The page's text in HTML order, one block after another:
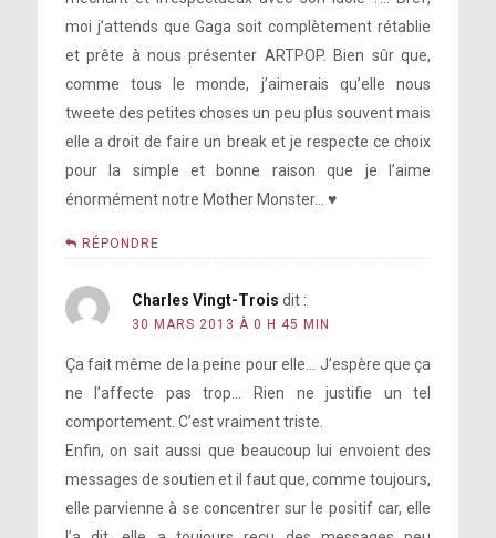
moi j’attends que Gaga soit complètement rétablie
et prête à nous présenter ARTPOP. Bien sûr que,
comme tous le monde, j’aimerais qu’elle nous
tweete des petites choses un peu plus souvent mais
elle a droit de faire un break et je respecte ce choix
pour la simple et bonne raison que je l’aime
énormément notre Mother Monster… ♥
RÉPONDRE
Charles Vingt-Trois dit :
30 MARS 2013 À 0 H 45 MIN
Ça fait même de la peine pour elle… J’espère que ça
ne l’affecte pas trop… Rien ne justifie un tel
comportement. C’est vraiment triste.
Enfin, on sait aussi que beaucoup lui envoient des
messages de soutien et il faut que, comme toujours,
elle parvienne à se concentrer sur le positif car, elle